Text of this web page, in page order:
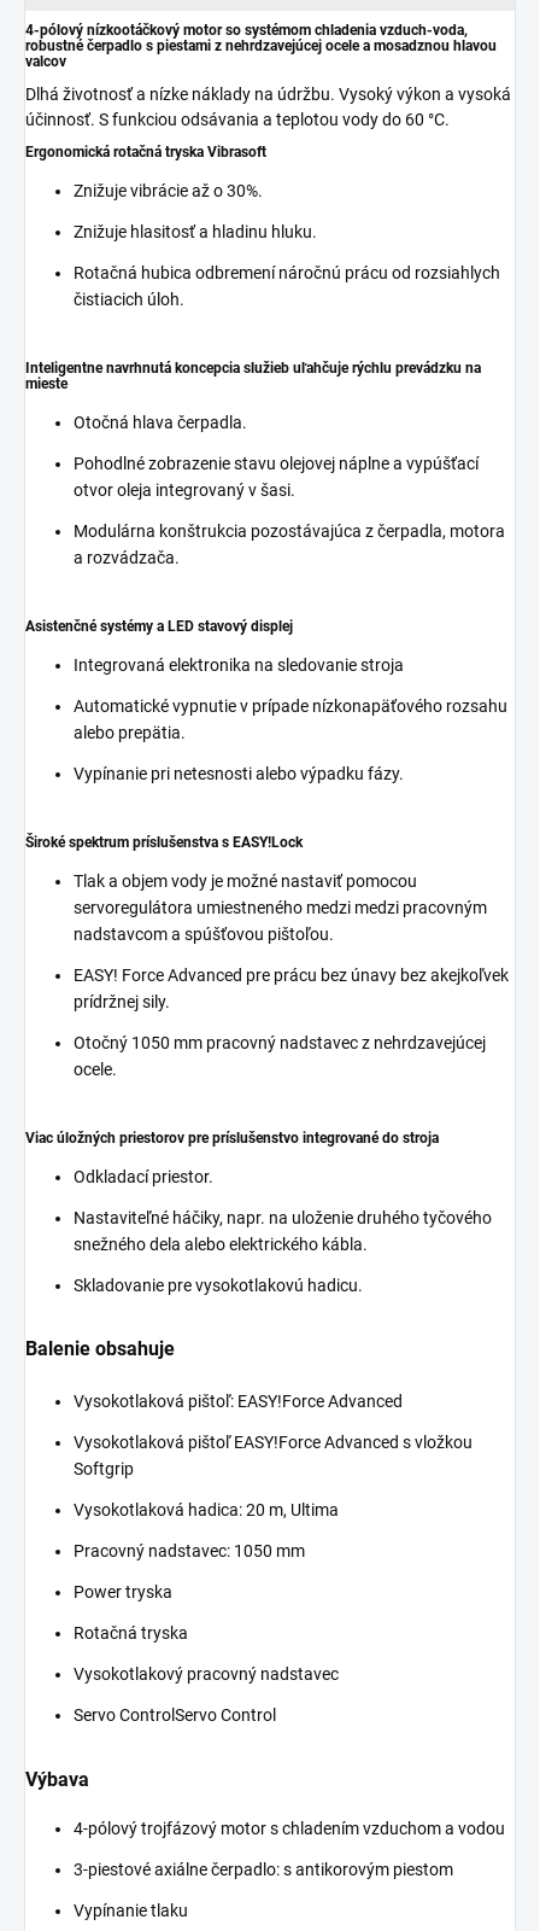
4-pólový nízkootáčkový motor so systémom chladenia vzduch-voda,
robustné čerpadlo s piestami z nehrdzavejúcej ocele a mosadznou hlavou
valcov
Dlhá životnosť a nízke náklady na údržbu. Vysoký výkon a vysoká
účinnosť. S funkciou odsávania a teplotou vody do 60 °C.
Ergonomická rotačná tryska Vibrasoft
Znižuje vibrácie až o 30%.
Znižuje hlasitosť a hladinu hluku.
Rotačná hubica odbremení náročnú prácu od rozsiahlych
čistiacich úloh.
Inteligentne navrhnutá koncepcia služieb uľahčuje rýchlu prevádzku na
mieste
Otočná hlava čerpadla.
Pohodlné zobrazenie stavu olejovej náplne a vypúšťací
otvor oleja integrovaný v šasi.
Modulárna konštrukcia pozostávajúca z čerpadla, motora
a rozvádzača.
Asistenčné systémy a LED stavový displej
Integrovaná elektronika na sledovanie stroja
Automatické vypnutie v prípade nízkonapäťového rozsahu
alebo prepätia.
Vypínanie pri netesnosti alebo výpadku fázy.
Široké spektrum príslušenstva s EASY!Lock
Tlak a objem vody je možné nastaviť pomocou
servoregulátora umiestneného medzi medzi pracovným
nadstavcom a spúšťovou pištoľou.
EASY! Force Advanced pre prácu bez únavy bez akejkoľvek
prídržnej sily.
Otočný 1050 mm pracovný nadstavec z nehrdzavejúcej
ocele.
Viac úložných priestorov pre príslušenstvo integrované do stroja
Odkladací priestor.
Nastaviteľné háčiky, napr. na uloženie druhého tyčového
snežného dela alebo elektrického kábla.
Skladovanie pre vysokotlakovú hadicu.
Balenie obsahuje
Vysokotlaková pištoľ: EASY!ForceAdvanced
Vysokotlaková pištoľ EASY!ForceAdvanced s vložkou
Softgrip
Vysokotlaková hadica: 20 m, Ultima
Pracovný nadstavec: 1050 mm
Power tryska
Rotačná tryska
Vysokotlakový pracovný nadstavec
Servo ControlServo Control
Výbava
4-pólový trojfázový motor s chladením vzduchom a vodou
3-piestové axiálne čerpadlo: s antikorovým piestom
Vypínanie tlaku